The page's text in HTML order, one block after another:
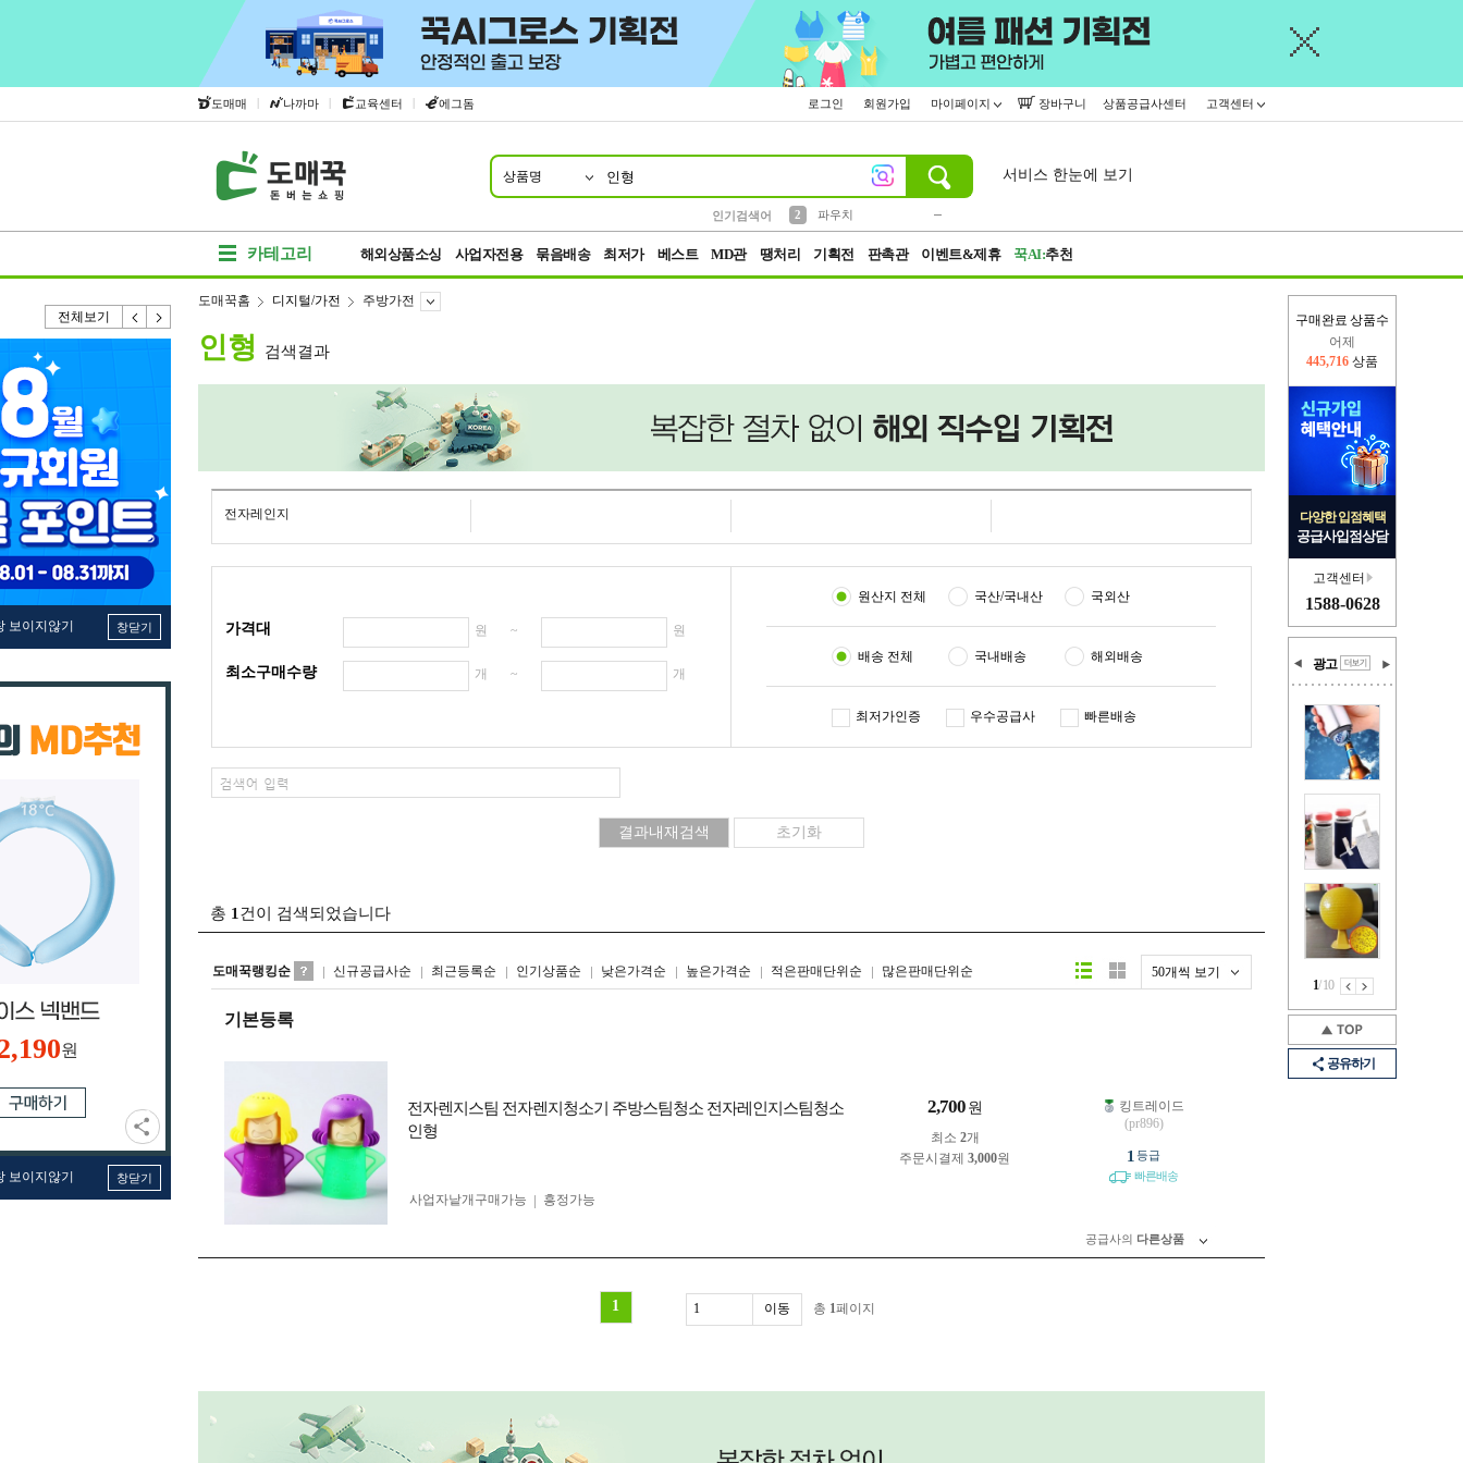
도매매 | 나까마 | 교육센터 | 에그돔 로그인 회원가입 마이페이지 장바구니 상품공급사센터 고객센터
상품명
인기검색어
2
파우치
서비스 한눈에 보기
카테고리 해외상품소싱 사업자전용 묶음배송 최저가 베스트 MD관 땡처리 기획전 판촉관 이벤트&제휴 꾹AI:추천
전체보기
보이지않기 창닫기
원
보이지않기 창닫기
구매완료 상품수
어제
445,716 상품
다양한 입점혜택
공급사입점상담
고객센터
1588-0628
광고
1/10
공유하기
도매꾹홈 디지털/가전 주방가전
인형 검색결과
전자레인지
가격대 원 ~ 원
최소구매수량 개 ~ 개
원산지 전체 국산/국내산 국외산
배송 전체 국내배송 해외배송
최저가인증 우수공급사 빠른배송
총 1 건이 검색되었습니다
도매꾹랭킹순 신규공급사순 최근등록순 인기상품순 낮은가격순 높은가격순 적은판매단위순 많은판매단위순 50개씩 보기
리스트형갤러리형
기본등록
전자렌지스팀 전자렌지청소기 주방스팀청소 전자레인지스팀청소
인형
2,700 원
최소 2개
주문시결제 3,000원
사업자 낱개구매가능 흥정가능
킹트레이드
(pr896)
1 등급
빠른배송
공급사의 다른상품
1 총 1페이지